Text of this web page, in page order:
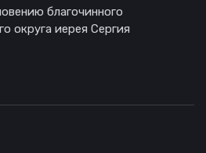
благочинного
округа иерея Сергия